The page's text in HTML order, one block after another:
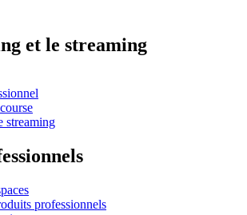
et le streaming
streaming
professionnels